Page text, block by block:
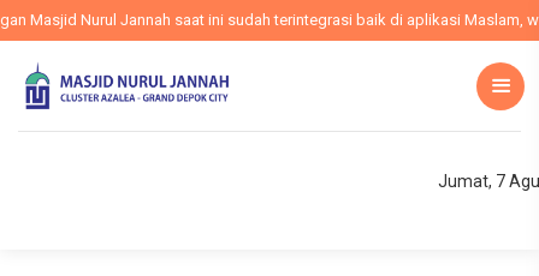
Masjid Nurul Jannah saat ini sudah terintegrasi baik di aplikasi Maslam,
Jumat, 7